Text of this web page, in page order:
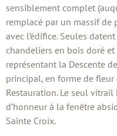
sensiblement complet
remplacé par un massif de
avec l’édifice. Seules
chandeliers en bois doré
représentant la Descente
principal, en forme de
Restauration. Le seul
d’honneur à la fenêtre
Sainte Croix.